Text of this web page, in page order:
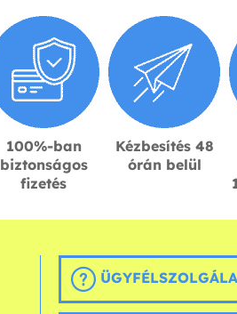
100%-ban
biztonságos
fizetés
Kézbesítés 48
órán belül